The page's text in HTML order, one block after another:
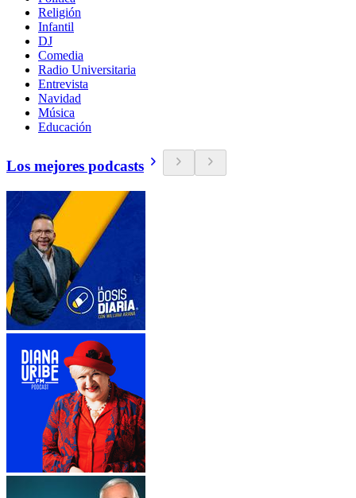
Religión
Infantil
DJ
Comedia
Radio Universitaria
Entrevista
Navidad
Música
Educación
Los mejores podcasts